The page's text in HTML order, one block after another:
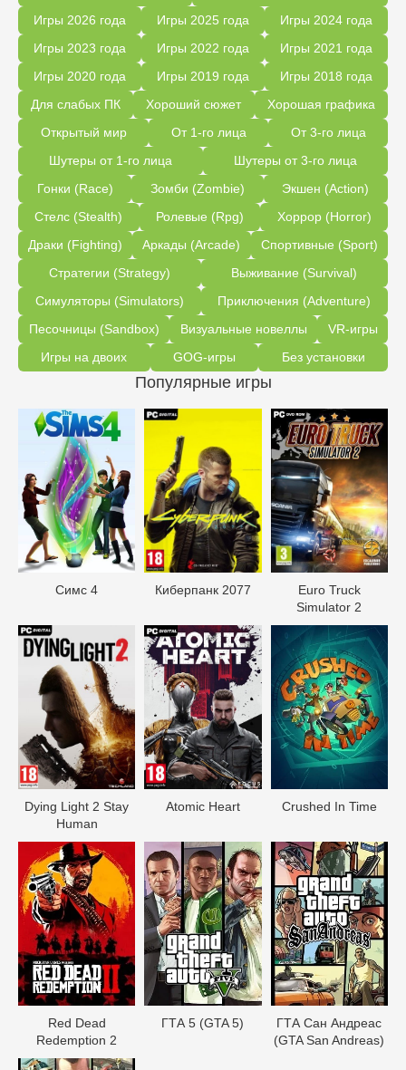
Игры 2026 года
Игры 2025 года
Игры 2024 года
Игры 2023 года
Игры 2022 года
Игры 2021 года
Игры 2020 года
Игры 2019 года
Игры 2018 года
Для слабых ПК
Хороший сюжет
Хорошая графика
Открытый мир
От 1-го лица
От 3-го лица
Шутеры от 1-го лица
Шутеры от 3-го лица
Гонки (Race)
Зомби (Zombie)
Экшен (Action)
Стелс (Stealth)
Ролевые (Rpg)
Хоррор (Horror)
Драки (Fighting)
Аркады (Arcade)
Спортивные (Sport)
Стратегии (Strategy)
Выживание (Survival)
Симуляторы (Simulators)
Приключения (Adventure)
Песочницы (Sandbox)
Визуальные новеллы
VR-игры
Игры на двоих
GOG-игры Без установки
Популярные игры
Симс 4 Киберпанк 2077
Euro Truck
Simulator 2
Dying Light 2 Stay
Human
Atomic Heart Crushed In Time
Red Dead
Redеmption 2
ГТА 5 (GTA 5)
ГТА Сан Андреас
(GTA San Andreas)